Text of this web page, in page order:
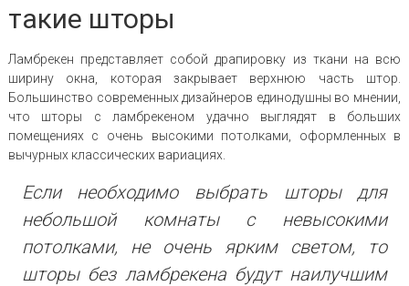
такие шторы
Ламбрекен представляет собой драпировку из ткани на всю
ширину окна, которая закрывает верхнюю часть штор.
Большинство современных дизайнеров единодушны во мнении,
что шторы с ламбрекеном удачно выглядят в больших
помещениях с очень высокими потолками, оформленных в
вычурных классических вариациях.
Если необходимо выбрать шторы для
небольшой комнаты с невысокими
потолками, не очень ярким светом, то
шторы без ламбрекена будут наилучшим